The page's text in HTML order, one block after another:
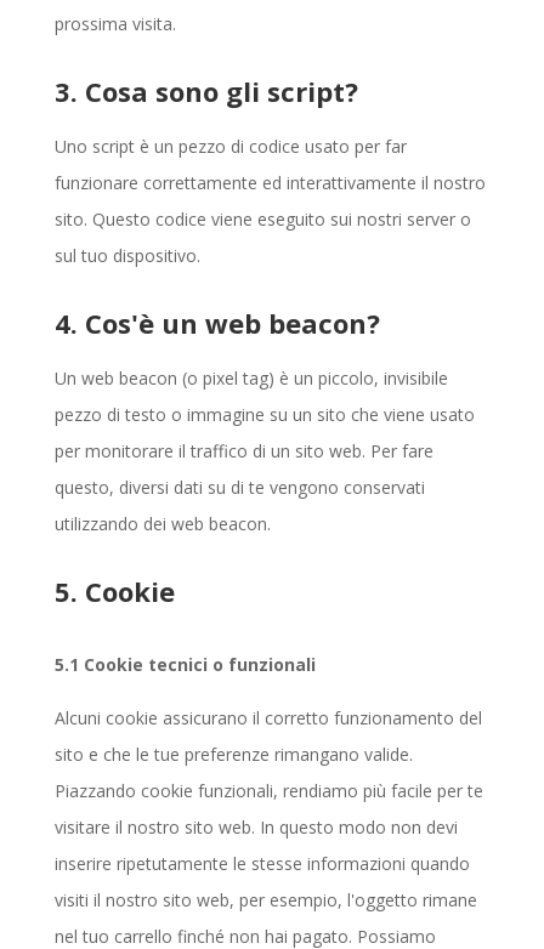
prossima visita.
3. Cosa sono gli script?
Uno script è un pezzo di codice usato per far
funzionare correttamente ed interattivamente il nostro
sito. Questo codice viene eseguito sui nostri server o
sul tuo dispositivo.
4. Cos'è un web beacon?
Un web beacon (o pixel tag) è un piccolo, invisibile
pezzo di testo o immagine su un sito che viene usato
per monitorare il traffico di un sito web. Per fare
questo, diversi dati su di te vengono conservati
utilizzando dei web beacon.
5. Cookie
5.1 Cookie tecnici o funzionali
Alcuni cookie assicurano il corretto funzionamento del
sito e che le tue preferenze rimangano valide.
Piazzando cookie funzionali, rendiamo più facile per te
visitare il nostro sito web. In questo modo non devi
inserire ripetutamente le stesse informazioni quando
visiti il nostro sito web, per esempio, l'oggetto rimane
nel tuo carrello finché non hai pagato. Possiamo